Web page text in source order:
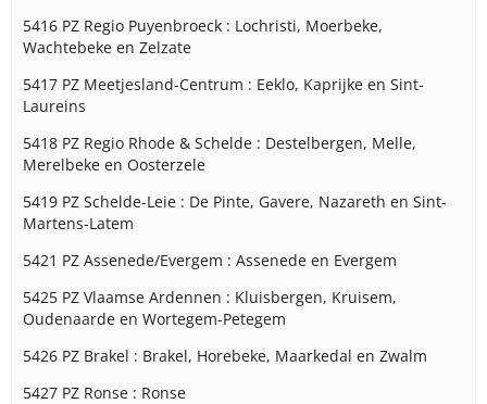
5416 PZ Regio Puyenbroeck : Lochristi, Moerbeke,
Wachtebeke en Zelzate
5417 PZ Meetjesland-Centrum : Eeklo, Kaprijke en Sint-
Laureins
5418 PZ Regio Rhode & Schelde : Destelbergen, Melle,
Merelbeke en Oosterzele
5419 PZ Schelde-Leie : De Pinte, Gavere, Nazareth en Sint-
Martens-Latem
5421 PZ Assenede/Evergem : Assenede en Evergem
5425 PZ Vlaamse Ardennen : Kluisbergen, Kruisem,
Oudenaarde en Wortegem-Petegem
5426 PZ Brakel : Brakel, Horebeke, Maarkedal en Zwalm
5427 PZ Ronse : Ronse